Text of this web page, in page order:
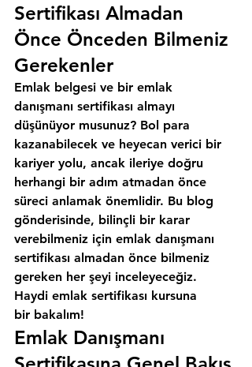
Sertifikası Almadan
Önce Önceden Bilmeniz
Gerekenler
Emlak belgesi ve bir emlak
danışmanı sertifikası almayı
düşünüyor musunuz? Bol para
kazanabilecek ve heyecan verici bir
kariyer yolu, ancak ileriye doğru
herhangi bir adım atmadan önce
süreci anlamak önemlidir. Bu blog
gönderisinde, bilinçli bir karar
verebilmeniz için emlak danışmanı
sertifikası almadan önce bilmeniz
gereken her şeyi inceleyeceğiz.
Haydi emlak sertifikası kursuna
bir bakalım!
Emlak Danışmanı